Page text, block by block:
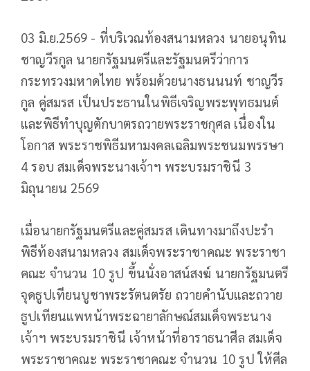
03 มิ.ย.2569 - ที่บริเวณท้องสนามหลวง นายอนุทิน
ชาญวีรกูล นายกรัฐมนตรีและรัฐมนตรีว่าการ
กระทรวงมหาดไทย พร้อมด้วยนางธนนนท์ ชาญวีร
กูล คู่สมรส เป็นประธานในพิธีเจริญพระพุทธมนต์
และพิธีทำบุญตักบาตรถวายพระราชกุศล เนื่องใน
โอกาส พระราชพิธีมหามงคลเฉลิมพระชนมพรรษา
4 รอบ สมเด็จพระนางเจ้าฯ พระบรมราชินี 3
มิถุนายน 2569
เมื่อนายกรัฐมนตรีและคู่สมรส เดินทางมาถึงปะรำ
พิธีท้องสนามหลวง สมเด็จพระราชาคณะ พระราชา
คณะ จำนวน 10 รูป ขึ้นนั่งอาสน์สงฆ์ นายกรัฐมนตรี
จุดธูปเทียนบูชาพระรัตนตรัย ถวายคำนับและถวาย
ธูปเทียนแพหน้าพระฉายาลักษณ์สมเด็จพระนาง
เจ้าฯ พระบรมราชินี เจ้าหน้าที่อาราธนาศีล สมเด็จ
พระราชาคณะ พระราชาคณะ จำนวน 10 รูป ให้ศีล